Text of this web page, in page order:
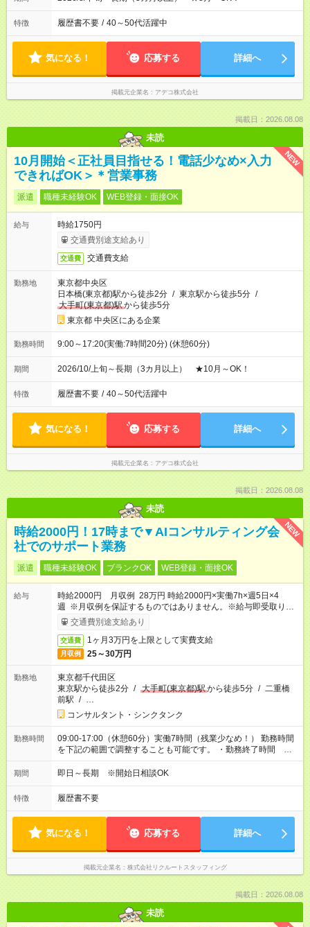
特徴 履歴書不要 / 40～50代活躍中
気になる！ 応募する 詳細へ
掲載元企業名 アデコ株式会社
掲載日：2026.08.08
未読
NEW
10月開始＜正社員目指せる！電話少なめ×入力
できればOK＞＊営業事務
派遣 職種未経験OK WEB登録・面接OK
給与
時給1750円
交通費別途支給あり
交通費 交通費支給
勤務地
東京都中央区
日本橋(東京都)駅から徒歩2分 / 東京駅から徒歩5分 /
大手町(東京都)駅から徒歩5分
東京都 中央区にある企業
勤務時間 9:00～17:20(実働:7時間20分) (休憩60分)
期間 2026/10/上旬～長期（3カ月以上） ★10月～OK！
特徴 履歴書不要 / 40～50代活躍中
気になる！ 応募する 詳細へ
掲載元企業名 アデコ株式会社
掲載日：2026.08.08
未読
NEW
時給2000円！17時まで▼AIコンサルティング会
社でのサポート業務
派遣 職種未経験OK ブランクOK WEB登録・面接OK
給与
時給2000円 月収例 28万円 時給2000円×実働7h×週5日×4
週 ※月収例を保証するものではありません。※給与即受取りサ
ービス利用可（利用条件有）
交通費別途支給あり
交通費 1ヶ月3万円を上限として実費支給
月収例 25～30万円
勤務地
東京都千代田区
東京駅から徒歩2分 / 大手町(東京都)駅から徒歩5分 / 二重橋
前駅 / …
コンサルタント・シンクタンク
勤務時間
09:00-17:00（休憩60分）実働7時間（残業少なめ！） 勤務時間
を下記の範囲で調整することも可能です。 ・勤務終了時間
17:00～18:00 ・実働 07:00～08:00
期間 即日～長期 ※開始日相談OK
特徴 履歴書不要
気になる！ 応募する 詳細へ
掲載元企業名 株式会社リクルートスタッフィング
掲載日：2026.08.08
未読